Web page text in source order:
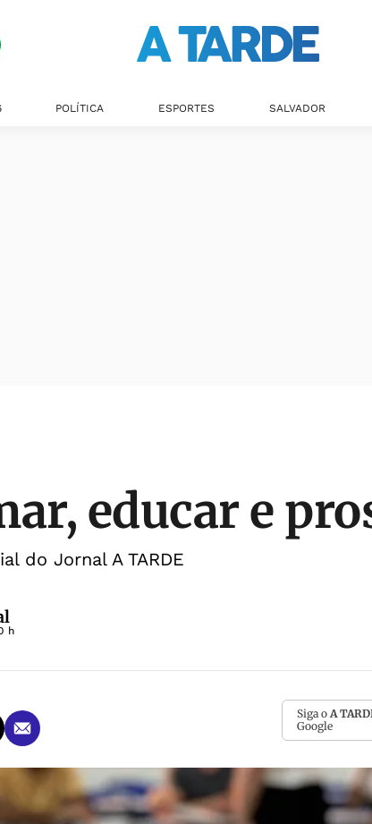
POLÍTICA ESPORTES SALVADOR
educar e
do Jornal A TARDE
h
Siga o A
Google